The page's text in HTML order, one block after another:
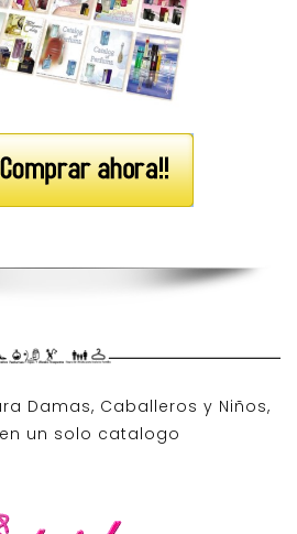
Damas, Caballeros y Niños,
un solo catalogo